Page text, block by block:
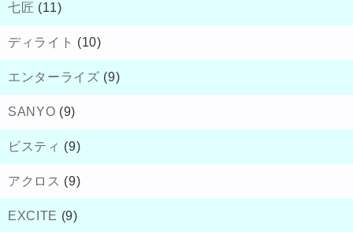
七匠 (11)
ディライト (10)
エンターライズ (9)
SANYO (9)
ビスティ (9)
アクロス (9)
EXCITE (9)